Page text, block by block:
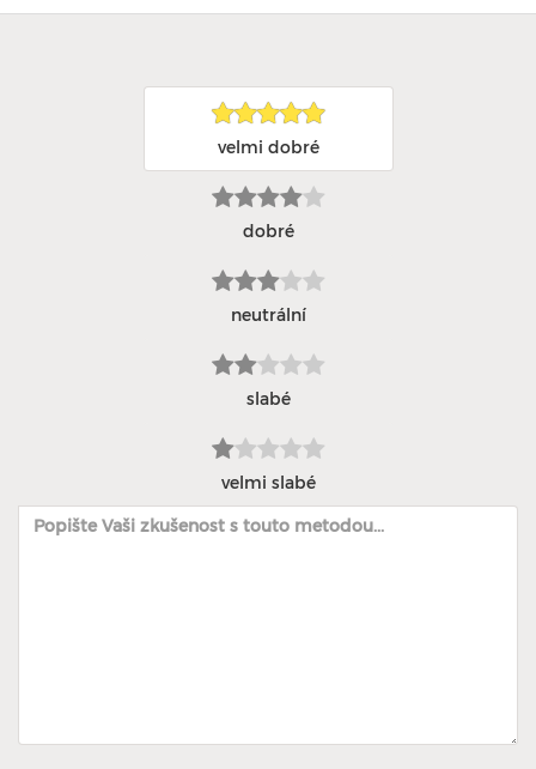
velmi dobré
dobré
neutrální
slabé
velmi slabé